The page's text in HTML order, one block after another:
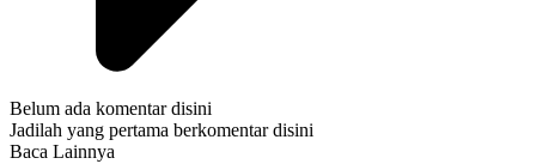
Belum ada komentar disini
Jadilah yang pertama berkomentar disini
Baca Lainnya